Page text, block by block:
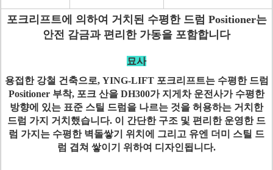
포크리프트에 의하여 거치된 수평한 드럼 Positioner는
안전 감금과 편리한 가동을 포함합니다
묘사
용접한 강철 건축으로, YING-LIFT 포크리프트는 수평한 드럼
Positioner 부착, 포크 산을 DH300가 지게차 운전사가 수평한
방향에 있는 표준 스틸 드럼을 나르는 것을 허용하는 거치한
드럼 가지 거치했습니다. 이 간단한 구조 및 편리한 운영한 드
럼 가지는 수평한 벽돌쌓기 위치에 그리고 유엔 더미 스틸 드
럼 겹쳐 쌓이기 위하여 디자인됩니다.